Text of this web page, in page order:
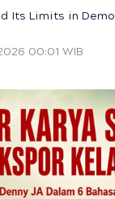
Its Limits in
00:01 WIB